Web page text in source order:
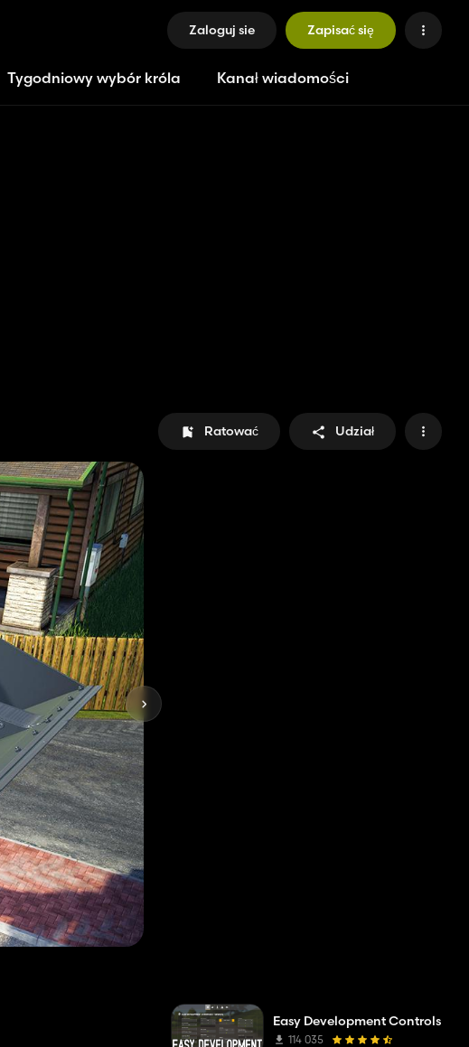
Zaloguj sie Zapisać się
Tygodniowy wybór króla Kanał wiadomości
Ratować Udział
Easy Development Controls
114 035